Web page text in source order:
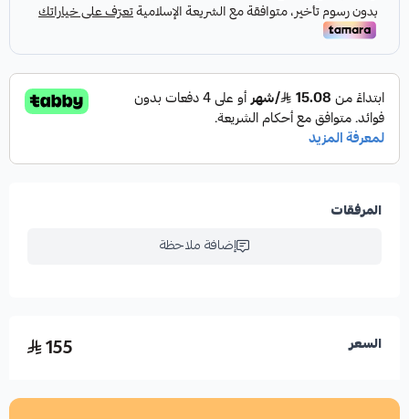
المرفقات
إضافة ملاحظة
السعر 155